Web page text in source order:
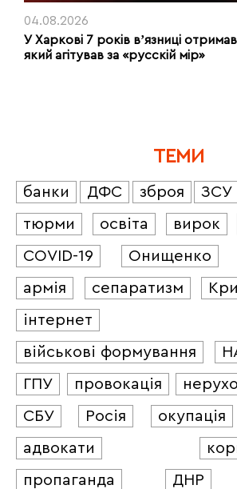
04.08.2026
У Харкові 7 років вʼязниці
який агітував за «русскій мір»
ТЕМИ
банки ДФС зброя ЗСУ
тюрми
освіта вирок
COVID-19
Онищенко
армія
сепаратизм
інтернет
військові формування
ГПУ
провокація
СБУ
Росія окупація
адвокати
пропаганда
ДНР